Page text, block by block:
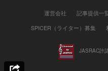
運営会社 記事提供一
SPICER（ライター）募集
JASRAC許